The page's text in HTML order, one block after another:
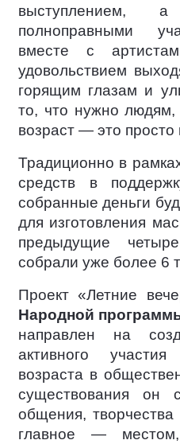
выступлением,
полноправными
вместе с
удовольствием
горящим глазам и
то, что нужно людям,
возраст — это
Традиционно в
средств в
собранные деньги
для изготовления
предыдущие
собрали уже более 6
Проект «Летние
Народной
направлен на
активного
возраста в
существования он
общения,
главное —